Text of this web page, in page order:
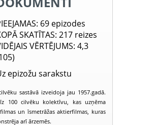
: 69 epizodes
SKATĪTAS: 217 reizes
VĒRTĒJUMS: 4,3
epizožu sarakstu
sastāvā izveidoja jau 1957.gadā.
100 cilvēku kolektīvu, kas uzņēma
un īsmetrāžas aktierfilmas, kuras
arī ārzemēs.